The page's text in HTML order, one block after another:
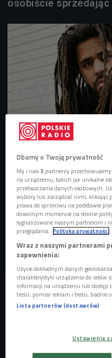
osobiście sprzedając
J. Coleudowadnia, że w hip-
gesty wykraczające poza
Fayetteville ruszył w trasę
swój ostatni album "The
bagażnika swojego
bez całej machiny
którzy akurat znaleźli się w
odpowiednim czasie.
Dbamy o Twoją prywatność
My i nasi5 partnerzy
na urządzeniu, takich jak unikalne
przetwarzania danych osobowych.
wybory lub zarządzać nimi, klikając
prawa do sprzeciwu na podstawie
dowolnym momencie na stronie
sygnalizowane naszym partnerom i
przeglądania. Polityka prywatności
Wraz z naszymi partnerami
zapewnienia:
Użycie dokładnych danych
charakterystyki urządzenia do celów
informacji na urządzeniu lub dostęp
treści, pomiar reklam i treści, badnie
Lista partnerów (dostawców)
Ustawienia